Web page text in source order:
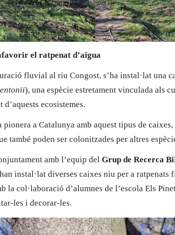
el ratpenat d’aigua
fluvial al riu Congost, s’ha instal·lat una
), una espècie estretament vinculada als
ecosistemes.
pionera a Catalunya amb aquest tipus de
també poden ser colonitzades per altres
amb l’equip del Grup de Recerca
instal·lat diverses caixes niu per a ratpenats
la col·laboració d’alumnes de l’escola Els
les i decorar-les.